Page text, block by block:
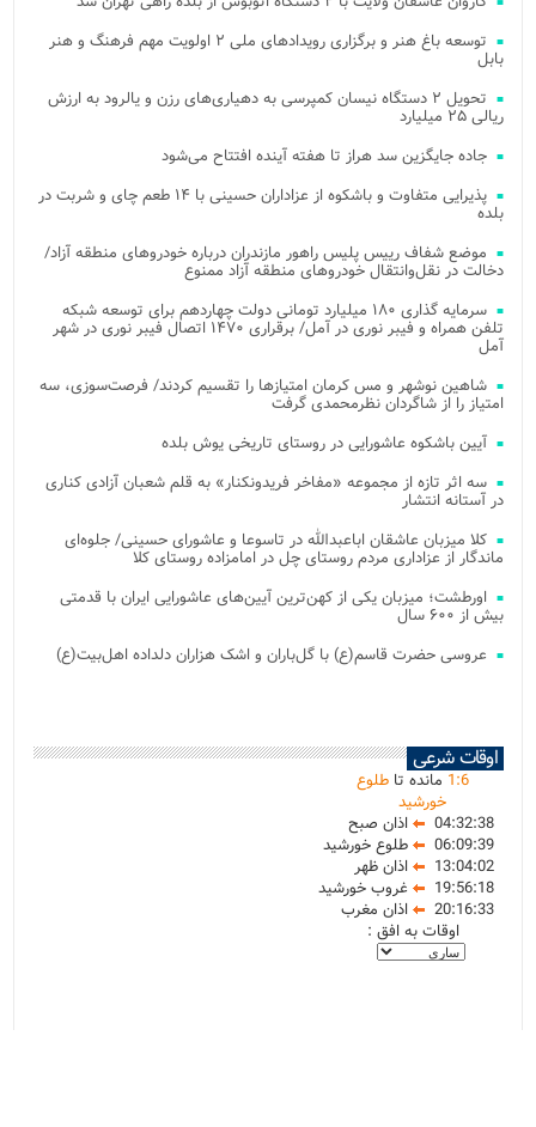
توسعه باغ هنر و برگزاری رویدادهای ملی ۲ اولویت مهم فرهنگ و هنر
بابل
تحویل ۲ دستگاه نیسان کمپرسی به دهیاری‌های رزن و یالرود به ارزش
ریالی ۲۵ میلیارد
جاده جایگزین سد هراز تا هفته آینده افتتاح می‌شود
پذیرایی متفاوت و باشکوه از عزاداران حسینی با ۱۴ طعم چای و شربت در
بلده
موضع شفاف رییس پلیس راهور مازندران درباره خودروهای منطقه آزاد/
دخالت در نقل‌وانتقال خودروهای منطقه آزاد ممنوع
سرمایه گذاری ۱۸۰ میلیارد تومانی دولت چهاردهم برای توسعه شبکه
تلفن همراه و فیبر نوری در آمل/ برقراری ۱۴۷۰ اتصال فیبر نوری در شهر
آمل
شاهین نوشهر و مس کرمان امتیازها را تقسیم کردند/ فرصت‌سوزی، سه
امتیاز را از شاگردان نظرمحمدی گرفت
آیین باشکوه عاشورایی در روستای تاریخی یوش بلده
سه اثر تازه از مجموعه «مفاخر فریدونکنار» به قلم شعبان آزادی کناری
در آستانه انتشار
کلا میزبان عاشقان اباعبدالله در تاسوعا و عاشورای حسینی/ جلوه‌ای
ماندگار از عزاداری مردم روستای چل در امامزاده روستای کلا
اورطشت؛ میزبان یکی از کهن‌ترین آیین‌های عاشورایی ایران با قدمتی
بیش از ۶۰۰ سال
عروسی حضرت قاسم(ع) با گل‌باران و اشک هزاران دلداده اهل‌بیت(ع)
اوقات شرعی
1:6 مانده تا طلوع
خورشید
04:32:38
اذان صبح
06:09:39
طلوع خورشید
13:04:02
اذان ظهر
19:56:18
غروب خورشید
20:16:33
اذان مغرب
اوقات به افق :